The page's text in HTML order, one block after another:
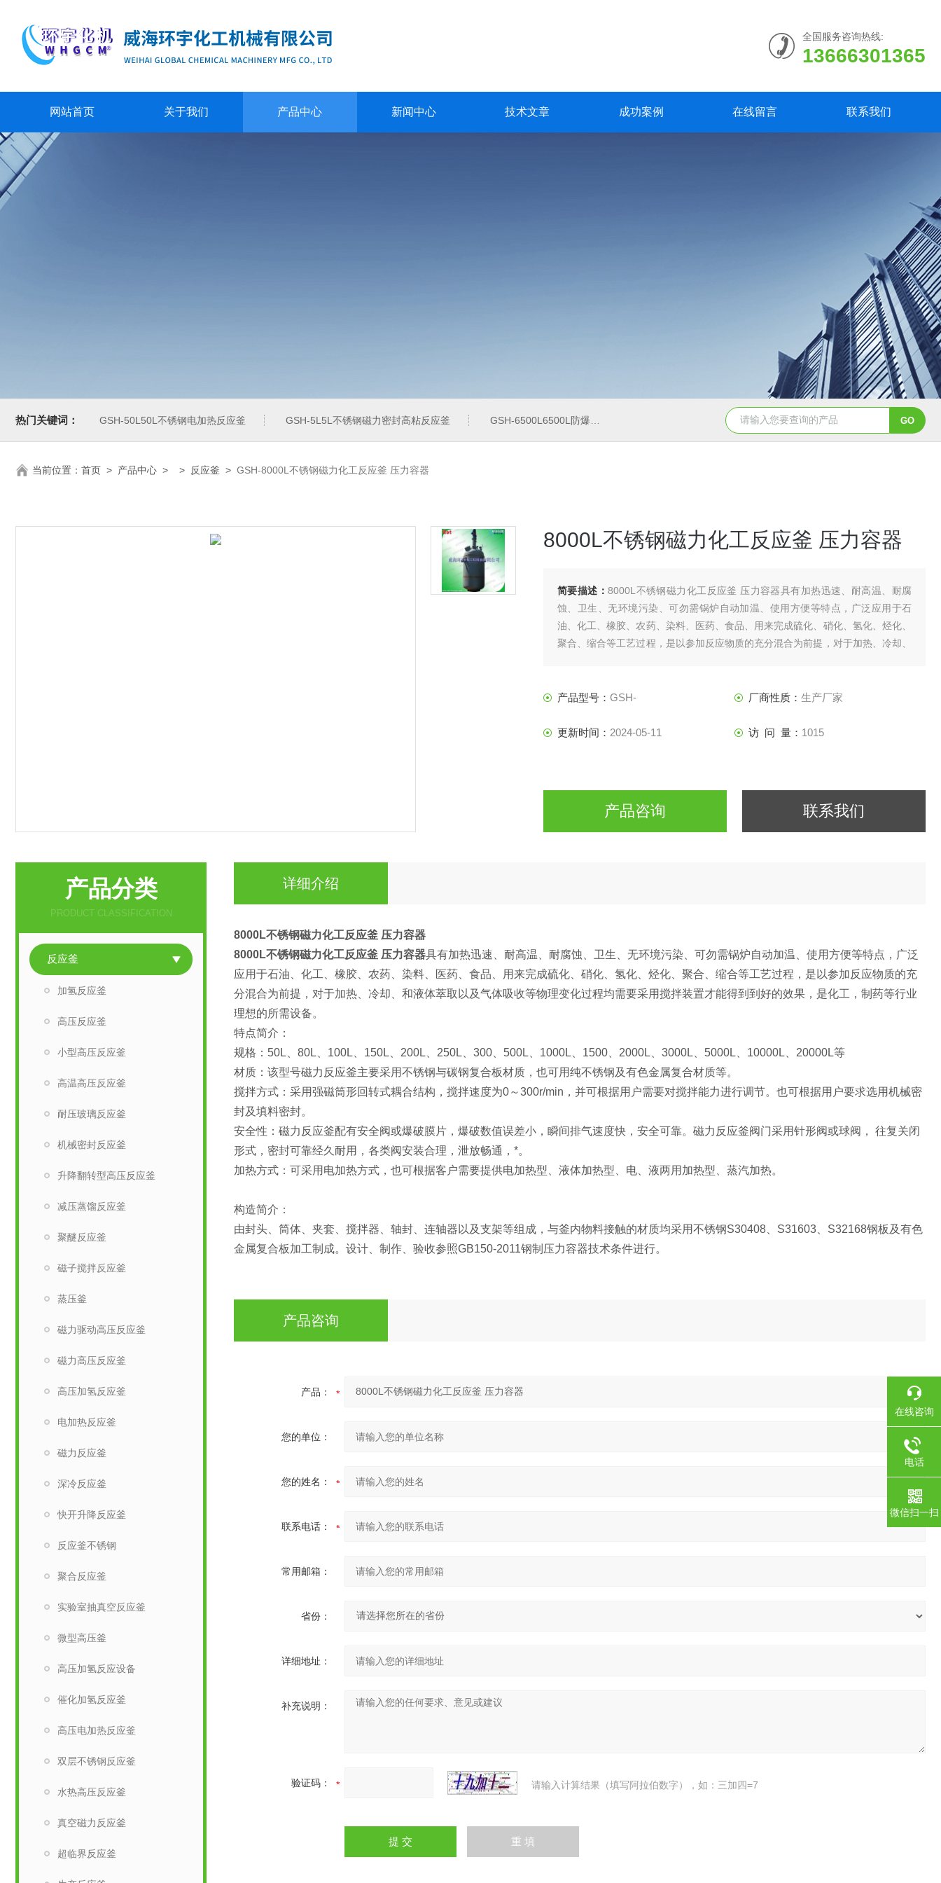
全国服务咨询热线:
13666301365
网站首页 关于我们 产品中心 新闻中心 技术文章 成功案例 在线留言 联系我们
热门关键词： GSH-50L50L不锈钢电加热反应釜 GSH-5L5L不锈钢磁力密封高粘反应釜 GSH-6500L6500L防爆加氢工业反应釜 GSH-0.5L0.5L不锈钢磁力密封聚酯反应釜
当前位置： 首页 > 产品中心 > > 反应釜 > GSH-8000L不锈钢磁力化工反应釜 压力容器
8000L不锈钢磁力化工反应釜 压力容器
简要描述：8000L不锈钢磁力化工反应釜 压力容器具有加热迅速、耐高温、耐腐
蚀、卫生、无环境污染、可勿需锅炉自动加温、使用方便等特点，广泛应用于石
油、化工、橡胶、农药、染料、医药、食品、用来完成硫化、硝化、氢化、烃化、
聚合、缩合等工艺过程，是以参加反应物质的充分混合为前提，对于加热、冷却、
产品型号： GSH- 厂商性质： 生产厂家
更新时间： 2024-05-11 访 问 量： 1015
产品咨询 联系我们
产品分类
PRODUCT CLASSIFICATION
反应釜
加氢反应釜
高压反应釜
小型高压反应釜
高温高压反应釜
耐压玻璃反应釜
机械密封反应釜
升降翻转型高压反应釜
减压蒸馏反应釜
聚醚反应釜
磁子搅拌反应釜
蒸压釜
磁力驱动高压反应釜
磁力高压反应釜
高压加氢反应釜
电加热反应釜
磁力反应釜
深冷反应釜
快开升降反应釜
反应釜不锈钢
聚合反应釜
实验室抽真空反应釜
微型高压釜
高压加氢反应设备
催化加氢反应釜
高压电加热反应釜
双层不锈钢反应釜
水热高压反应釜
真空磁力反应釜
超临界反应釜
详细介绍
8000L不锈钢磁力化工反应釜 压力容器
8000L不锈钢磁力化工反应釜 压力容器具有加热迅速、耐高温、耐腐蚀、卫生、无环境污染、可勿需锅炉自动加温、使用方便等特点，广泛
应用于石油、化工、橡胶、农药、染料、医药、食品、用来完成硫化、硝化、氢化、烃化、聚合、缩合等工艺过程，是以参加反应物质的充
分混合为前提，对于加热、冷却、和液体萃取以及气体吸收等物理变化过程均需要采用搅拌装置才能得到到好的效果，是化工，制药等行业
理想的所需设备。
特点简介：
规格：50L、80L、100L、150L、200L、250L、300、500L、1000L、1500、2000L、3000L、5000L、10000L、20000L等
材质：该型号磁力反应釜主要采用不锈钢与碳钢复合板材质，也可用纯不锈钢及有色金属复合材质等。
搅拌方式：采用强磁筒形回转式耦合结构，搅拌速度为0～300r/min，并可根据用户需要对搅拌能力进行调节。也可根据用户要求选用机械密
封及填料密封。
安全性：磁力反应釜配有安全阀或爆破膜片，爆破数值误差小，瞬间排气速度快，安全可靠。磁力反应釜阀门采用针形阀或球阀， 往复关闭
形式，密封可靠经久耐用，各类阀安装合理，泄放畅通，*。
加热方式：可采用电加热方式，也可根据客户需要提供电加热型、液体加热型、电、液两用加热型、蒸汽加热。
构造简介：
由封头、筒体、夹套、搅拌器、轴封、连轴器以及支架等组成，与釜内物料接触的材质均采用不锈钢S30408、S31603、S32168钢板及有色
金属复合板加工制成。设计、制作、验收参照GB150-2011钢制压力容器技术条件进行。
产品咨询
产品：
您的单位：
您的姓名：
联系电话：
常用邮箱：
省份：
详细地址：
补充说明：
验证码： 请输入计算结果（填写阿拉伯数字），如：三加四=7
在线咨询
电话
微信扫一扫